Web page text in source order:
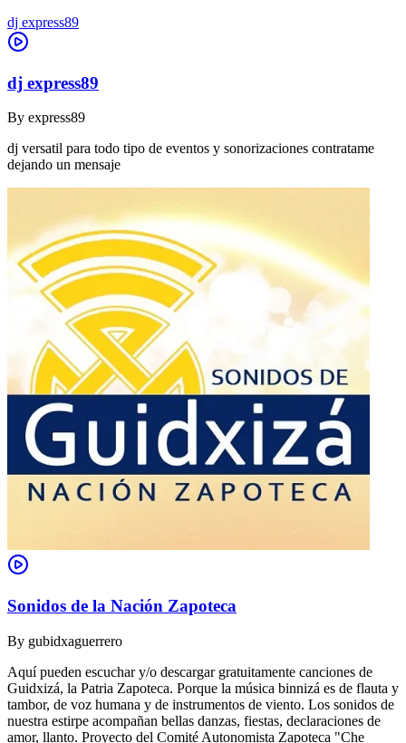
dj express89
dj express89
By express89
dj versatil para todo tipo de eventos y sonorizaciones contratame
dejando un mensaje
Sonidos de la Nación Zapoteca
By gubidxaguerrero
Aquí pueden escuchar y/o descargar gratuitamente canciones de
Guidxizá, la Patria Zapoteca. Porque la música binnizá es de flauta y
tambor, de voz humana y de instrumentos de viento. Los sonidos de
nuestra estirpe acompañan bellas danzas, fiestas, declaraciones de
amor, llanto. Proyecto del Comité Autonomista Zapoteca "Che